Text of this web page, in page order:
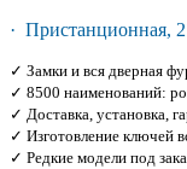
· Пристанционная,
✓ Замки и вся дверная
✓ 8500 наименований:
✓ Доставка, установка,
✓ Изготовление ключей
✓ Редкие модели под